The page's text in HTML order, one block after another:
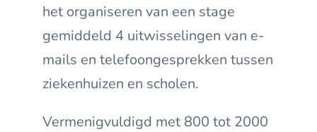
het organiseren van een stage
gemiddeld 4 uitwisselingen van e-
mails en telefoongesprekken tussen
ziekenhuizen en scholen.
Vermenigvuldigd met 800 tot 2000